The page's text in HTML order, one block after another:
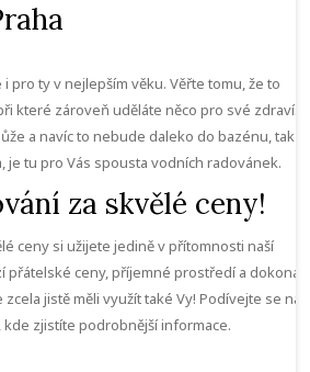
pro ty v nejlepším věku. Věřte tomu, že to
které zároveň uděláte něco pro své zdraví.
a navíc to nebude daleko do bazénu, tak
je tu pro Vás spousta vodních radovánek.
za skvělé ceny!
ceny si užijete jedině v přítomnosti naší
přátelské ceny, příjemné prostředí a
jistě měli využít také Vy! Podívejte se na
zjistíte podrobnější informace.